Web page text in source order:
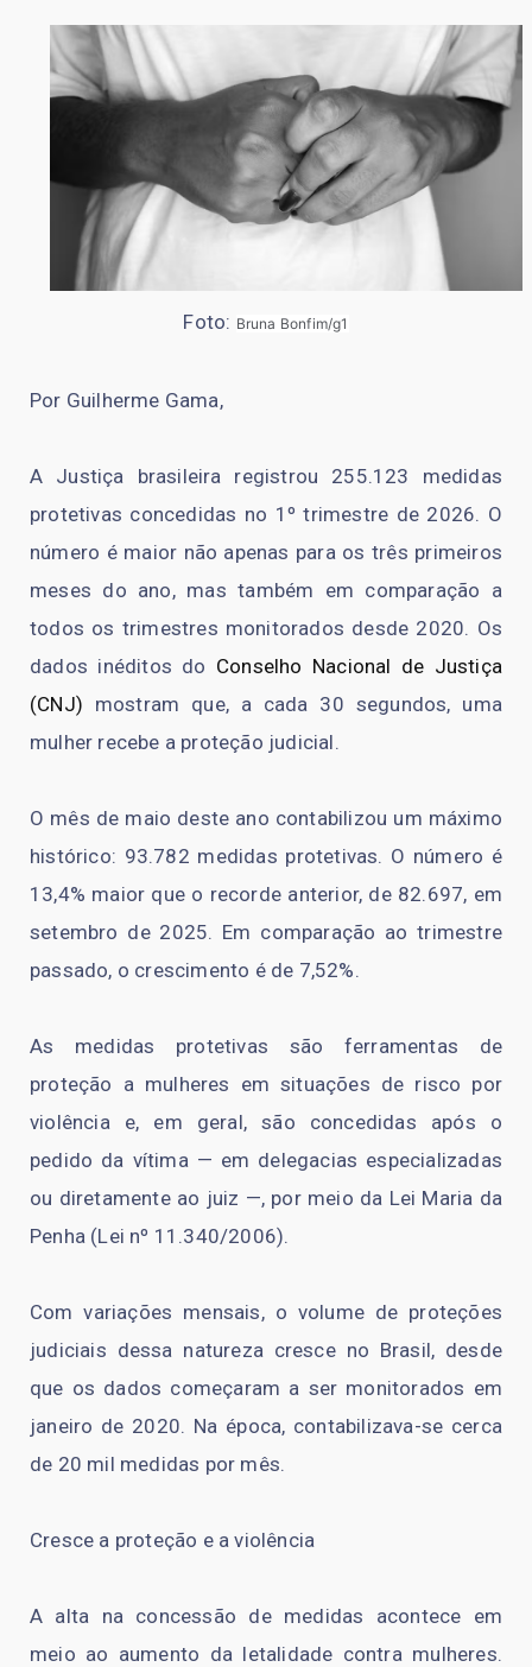
Foto: Bruna Bonfim/g1
Por Guilherme Gama,
A Justiça brasileira registrou 255.123 medidas
protetivas concedidas no 1º trimestre de 2026. O
número é maior não apenas para os três primeiros
meses do ano, mas também em comparação a
todos os trimestres monitorados desde 2020. Os
dados inéditos do Conselho Nacional de Justiça
(CNJ) mostram que, a cada 30 segundos, uma
mulher recebe a proteção judicial.
O mês de maio deste ano contabilizou um máximo
histórico: 93.782 medidas protetivas. O número é
13,4% maior que o recorde anterior, de 82.697, em
setembro de 2025. Em comparação ao trimestre
passado, o crescimento é de 7,52%.
As medidas protetivas são ferramentas de
proteção a mulheres em situações de risco por
violência e, em geral, são concedidas após o
pedido da vítima — em delegacias especializadas
ou diretamente ao juiz —, por meio da Lei Maria da
Penha (Lei nº 11.340/2006).
Com variações mensais, o volume de proteções
judiciais dessa natureza cresce no Brasil, desde
que os dados começaram a ser monitorados em
janeiro de 2020. Na época, contabilizava-se cerca
de 20 mil medidas por mês.
Cresce a proteção e a violência
A alta na concessão de medidas acontece em
meio ao aumento da letalidade contra mulheres.